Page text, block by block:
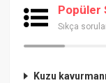
Popüler
Sıkça
Kuzu